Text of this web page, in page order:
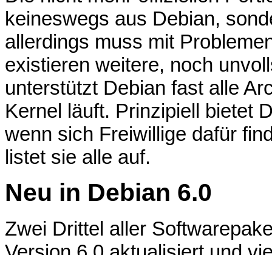
keineswegs aus Debian,
allerdings muss mit
existieren weitere, noch
unterstützt Debian fast alle
Kernel läuft. Prinzipiell bietet
wenn sich Freiwillige dafür
listet sie alle auf.
Neu in Debian 6.0
Zwei Drittel aller